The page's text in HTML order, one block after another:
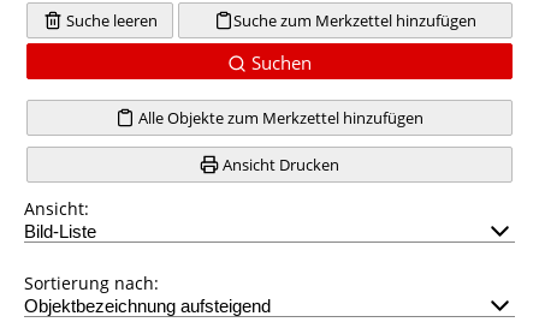
Suche leeren Suche zum Merkzettel hinzufügen
Suchen
Alle Objekte zum Merkzettel hinzufügen
Ansicht Drucken
Ansicht:
Sortierung nach: